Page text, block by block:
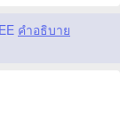
คำอธิบาย